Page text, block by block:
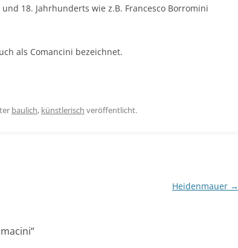
18. Jahrhunderts wie z.B. Francesco Borromini
als Comancini bezeichnet.
baulich, künstlerisch veröffentlicht.
Heidenmauer →
“